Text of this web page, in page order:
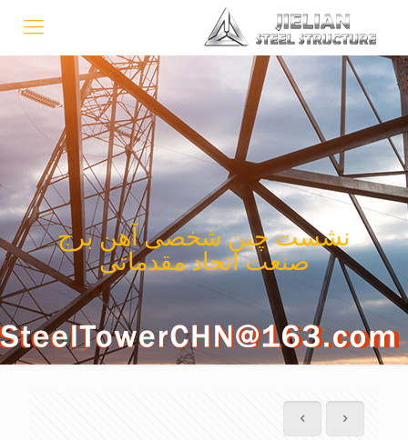
نشست چین شخصی آهن برج
صنعت اتحاد مقدماتی